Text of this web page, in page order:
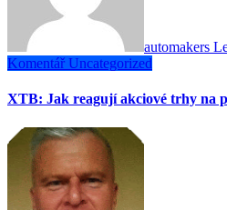
automakers
Komentář Uncategorized
XTB: Jak reagují akciové trhy na